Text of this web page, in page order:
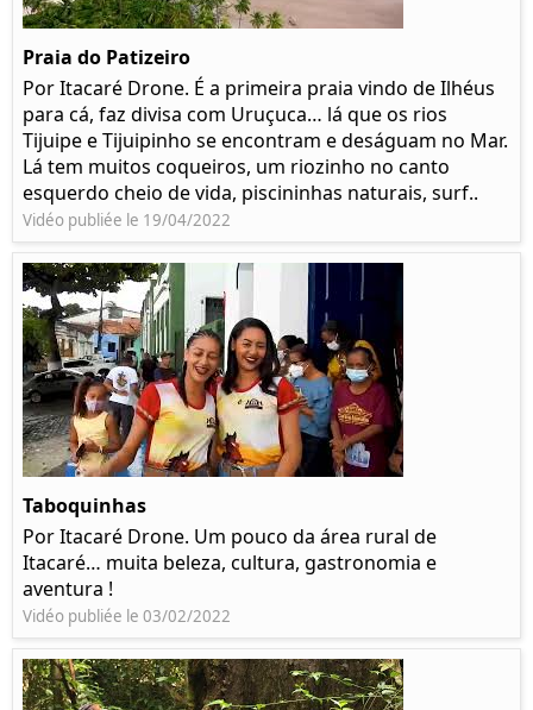
Praia do Patizeiro
Por Itacaré Drone. É a primeira praia vindo de Ilhéus
para cá, faz divisa com Uruçuca… lá que os rios
Tijuipe e Tijuipinho se encontram e deságuam no Mar.
Lá tem muitos coqueiros, um riozinho no canto
esquerdo cheio de vida, piscininhas naturais, surf..
Vidéo publiée le 19/04/2022
Taboquinhas
Por Itacaré Drone. Um pouco da área rural de
Itacaré… muita beleza, cultura, gastronomia e
aventura !
Vidéo publiée le 03/02/2022